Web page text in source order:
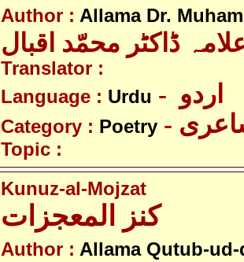
Author : Allama Dr.
ڈاکٹر محمّد اقبال
Translator :
Language : Urdu
Category : Poetry
Topic :
Kunuz-al-Mojzat
کنز المعجزات
Author : Allama Qutub-ud-